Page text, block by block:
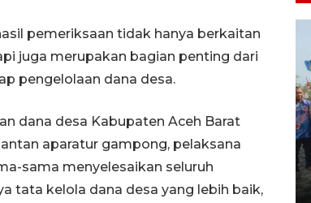
pemeriksaan tidak hanya berkaitan
juga merupakan bagian penting dari
pengelolaan dana desa.
dana desa Kabupaten Aceh Barat
aparatur gampong, pelaksana
sama menyelesaikan seluruh
tata kelola dana desa yang lebih baik,
Pemkot Lhokseumawe siap
terima peralihan RSUD Cut
Meutia
31 Juli 2026 20:28